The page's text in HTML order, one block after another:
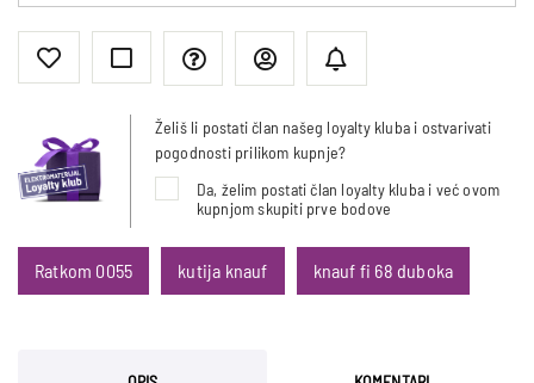
Želiš li postati član našeg loyalty kluba i ostvarivati
pogodnosti prilikom kupnje?
Da, želim postati član loyalty kluba i već ovom
kupnjom skupiti prve bodove
Ratkom 0055 kutija knauf knauf fi 68 duboka